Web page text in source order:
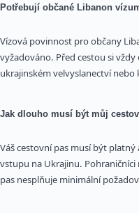
Potřebují občané Libanon
Vízová povinnost pro občany
vyžadováno. Před cestou si
ukrajinském velvyslanectví nebo
Jak dlouho musí být můj
Váš cestovní pas musí být
vstupu na Ukrajinu.
pas nesplňuje minimální